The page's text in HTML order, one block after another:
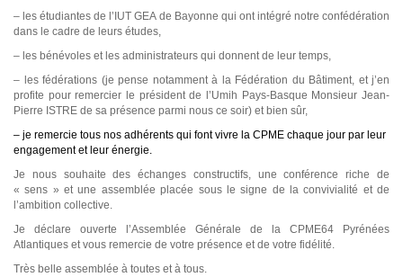
– les étudiantes de l’IUT GEA de Bayonne qui ont intégré notre confédération
dans le cadre de leurs études,
– les bénévoles et les administrateurs qui donnent de leur temps,
– les fédérations (je pense notamment à la Fédération du Bâtiment, et j’en
profite pour remercier le président de l’Umih Pays-Basque Monsieur Jean-
Pierre ISTRE de sa présence parmi nous ce soir) et bien sûr,
– je remercie tous nos adhérents qui font vivre la CPME chaque jour par leur
engagement et leur énergie.
Je nous souhaite des échanges constructifs, une conférence riche de
« sens » et une assemblée placée sous le signe de la convivialité et de
l’ambition collective.
Je déclare ouverte l’Assemblée Générale de la CPME64 Pyrénées
Atlantiques et vous remercie de votre présence et de votre fidélité.
Très belle assemblée à toutes et à tous.